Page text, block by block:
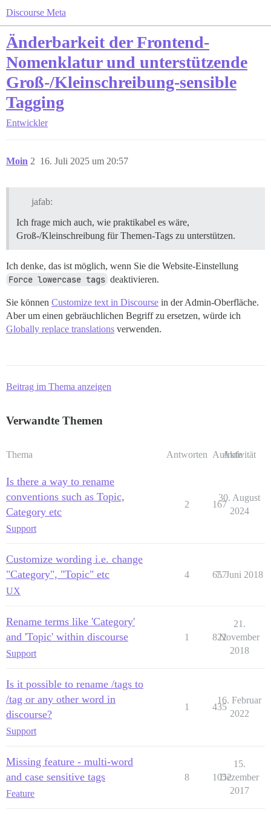
Discourse Meta
Änderbarkeit der Frontend-
Nomenklatur und unterstützende
Groß-/Kleinschreibung-sensible
Tagging
Entwickler
Moin 16. Juli 2025 um 20:57
2
jafab:
Ich frage mich auch, wie praktikabel es wäre,
Groß-/Kleinschreibung für Themen-Tags zu unterstützen.
Ich denke, das ist möglich, wenn Sie die Website-Einstellung
Force lowercase tags deaktivieren.
Sie können Customize text in Discourse in der Admin-Oberfläche.
Aber um einen gebräuchlichen Begriff zu ersetzen, würde ich
Globally replace translations verwenden.
Beitrag im Thema anzeigen
Verwandte Themen
Thema Antworten Aufrufe
Aktivität
Is there a way to rename
conventions such as Topic,
Category etc
Support
2 167
30. August
2024
Customize wording i.e. change
"Category", "Topic" etc
UX
4 657
7. Juni 2018
Rename terms like 'Category'
and 'Topic' within discourse
Support
1 822
21.
November
2018
Is it possible to rename /tags to
/tag or any other word in
discourse?
Support
1 435
16. Februar
2022
Missing feature - multi-word
and case sensitive tags
Feature
8 1052
15.
Dezember
2017